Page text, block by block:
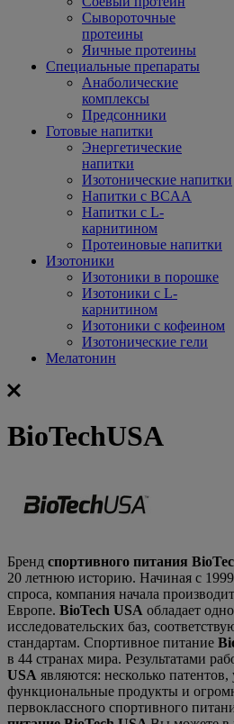
Сывороточные
протеины
Яичные протеины
Специальные препараты
Анаболические
комплексы
Предсонники
Готовые напитки
Энергетические
напитки
Изотонические напитки
Напитки с BCAA
Напитки с L-
карнитином
Протеиновые напитки
Изотоники
Изотоники в порошке
Изотоники с L-
карнитином
Изотоники с кофеином
Изотонические гели
Мелатонин
BioTechUSA
Бренд спортивного питания
20 летнюю историю. Начиная с 1999
спроса, компания начала
Европе. BioTech USA обладает
исследовательских баз,
стандартам. Спортивное питание
в 44 странах мира. Результатами
USA являются: несколько
функциональные продукты и
первоклассного спортивного